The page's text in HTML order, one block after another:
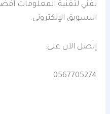
تقني لتقنية المعلومات
التسويق الإلكترونى.
إتصل الآن على:
0567705274